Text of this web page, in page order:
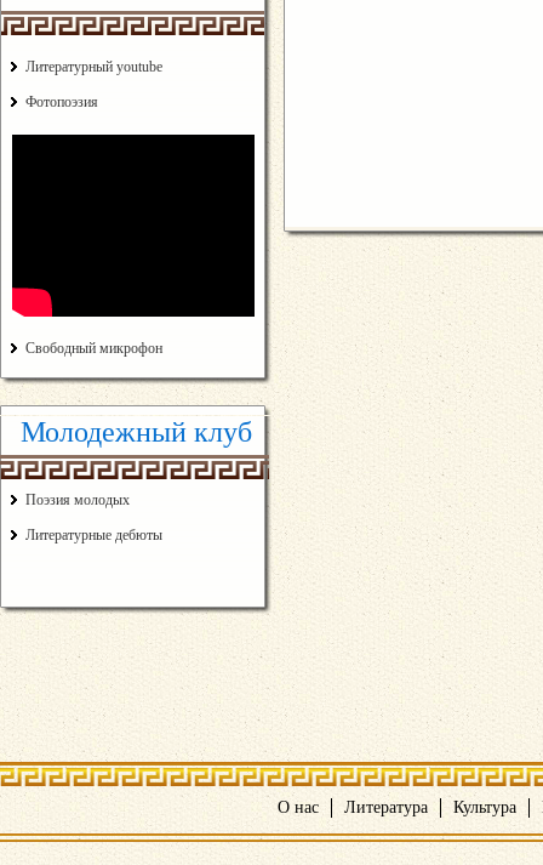
Литературный youtube
Фотопоэзия
Свободный микрофон
Молодежный клуб
Поэзия молодых
Литературные дебюты
О нас Литература Культура